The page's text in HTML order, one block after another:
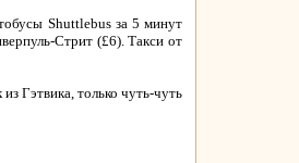
Shuttlebus за 5 минут
Стрит (£6). Такси от
Гэтвика, только чуть-чуть